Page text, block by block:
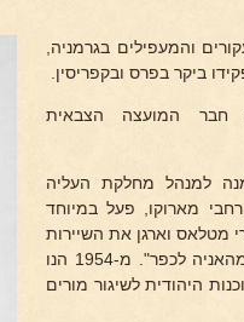
והמעפילים בגרמניה,
ביקר בפרס ובקפריסין.
חבר המועצה הצבאית
1952 נתמנה למנהל מחלקת העליה
מארוקו, פעל במיוחד
מטלאס וארגן את השיירות
הראשונות למפעל "מהאניה לכפר". מ-1954 הנו
היהודית לשיגור מורים